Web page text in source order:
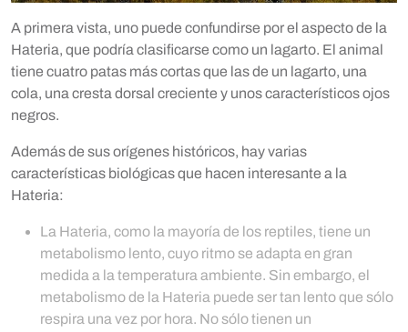
A primera vista, uno puede confundirse por el aspecto de la
Hateria, que podría clasificarse como un lagarto. El animal
tiene cuatro patas más cortas que las de un lagarto, una
cola, una cresta dorsal creciente y unos característicos ojos
negros.
Además de sus orígenes históricos, hay varias
características biológicas que hacen interesante a la
Hateria:
La Hateria, como la mayoría de los reptiles, tiene un
metabolismo lento, cuyo ritmo se adapta en gran
medida a la temperatura ambiente. Sin embargo, el
metabolismo de la Hateria puede ser tan lento que sólo
respira una vez por hora. No sólo tienen un